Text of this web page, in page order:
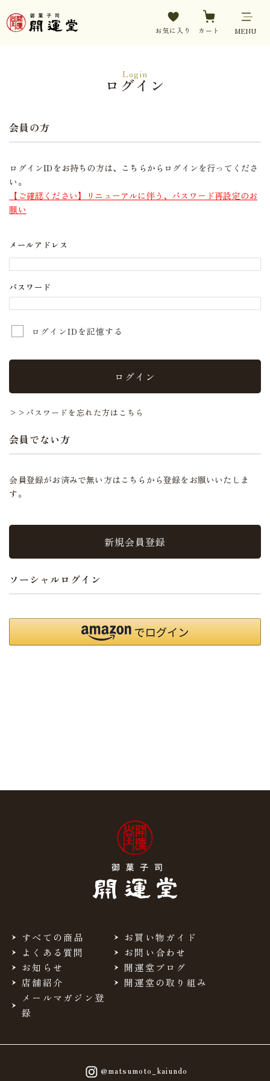
お気に入り カート MENU
Login
ログイン
会員の方
ログインIDをお持ちの方は、こちらからログインを行ってくださ
い。
【ご確認ください】リニューアルに伴う、パスワード再設定のお
願い
メールアドレス
パスワード
ログインIDを記憶する
ログイン
>>パスワードを忘れた方はこちら
会員でない方
会員登録がお済みで無い方はこちらから登録をお願いいたしま
す。
新規会員登録
ソーシャルログイン
すべての商品
お買い物ガイド
よくある質問
お問い合わせ
お知らせ
開運堂ブログ
店舗紹介
開運堂の取り組み
メールマガジン登
録
@matsumoto_kaiundo